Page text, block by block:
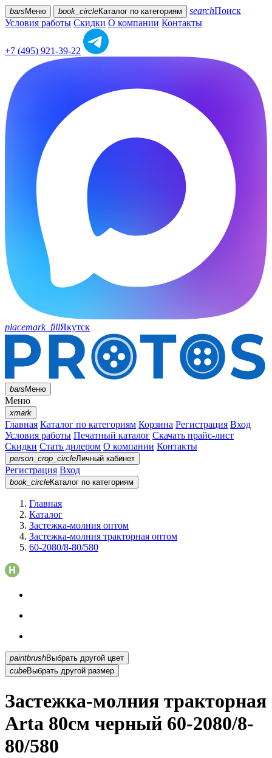
bars Меню book_circleКаталог по категориям searchПоиск
Условия работы Скидки О компании Контакты
+7 (495) 921-39-22
placemark_fillЯкутск
barsМеню
Меню
xmark
Главная Каталог по категориям Корзина Регистрация Вход
Условия работы Печатный каталог Скачать прайс-лист
Скидки Стать дилером О компании Контакты
person_crop_circleЛичный кабинет
Регистрация Вход
book_circleКаталог по категориям
Главная
Каталог
Застежка-молния оптом
Застежка-молния тракторная оптом
60-2080/8-80/580
paintbrush
Выбрать другой цвет
cubeВыбрать другой размер
Застежка-молния тракторная
Arta 80см черный 60-2080/8-
80/580